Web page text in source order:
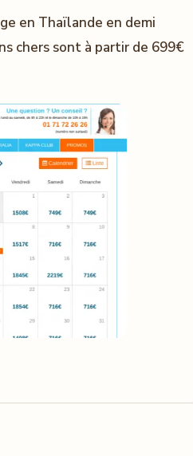
en Thaïlande en demi
chers sont à partir de 699€